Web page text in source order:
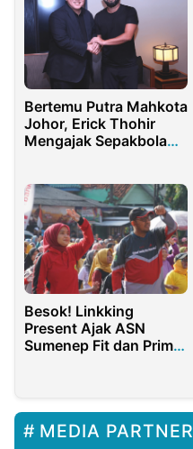
Bertemu Putra Mahkota
Johor, Erick Thohir
Mengajak Sepakbola
di Asia
Besok! Linkking
Present Ajak ASN
Sumenep Fit dan Prima
MEDIA PARTNER